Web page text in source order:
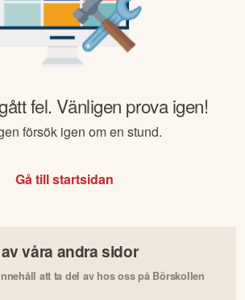
fel. Vänligen prova igen!
försök igen om en stund.
Gå till startsidan
våra andra sidor
att ta del av hos oss på Börskollen